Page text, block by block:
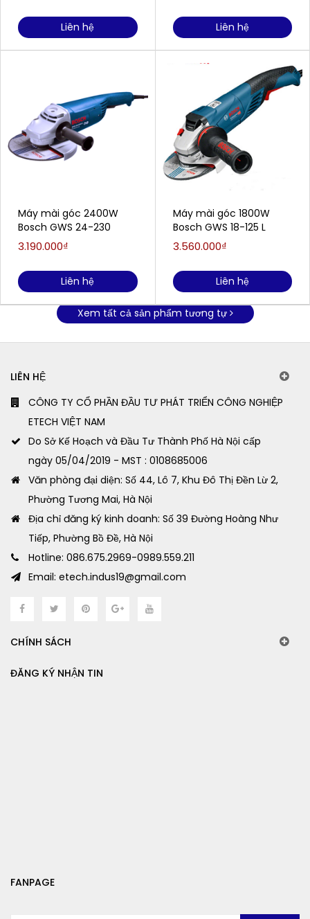
Liên hệ
Máy mài góc 2400W
Bosch GWS 24-230
3.190.000₫
Liên hệ
Liên hệ
Máy mài góc 1800W
Bosch GWS 18-125 L
3.560.000₫
Liên hệ
Xem tất cả sản phẩm tương tự
LIÊN HỆ
CÔNG TY CỔ PHẦN ĐẦU TƯ PHÁT TRIỂN CÔNG NGHIỆP
ETECH VIỆT NAM
Do Sở Kế Hoạch và Đầu Tư Thành Phố Hà Nội cấp
ngày 05/04/2019 - MST : 0108685006
Văn phòng đại diện: Số 44, Lô 7, Khu Đô Thị Đền Lừ 2,
Phường Tương Mai, Hà Nội
Địa chỉ đăng ký kinh doanh: Số 39 Đường Hoàng Như
Tiếp, Phường Bồ Đề, Hà Nội
Hotline: 086.675.2969-0989.559.211
Email: etech.indus19@gmail.com
CHÍNH SÁCH
ĐĂNG KÝ NHẬN TIN
FANPAGE